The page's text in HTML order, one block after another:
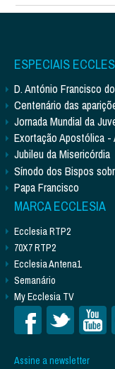
ESPECIAIS
D. António Francisco
Centenário das
Jornada Mundial da
Exortação Apostólica
Jubileu da Misericórdia
Sínodo dos Bispos
Papa Francisco
MARCA ECCLESIA
Ecclesia RTP2
70X7 RTP2
Ecclesia Antena1
Semanário
My Ecclesia TV
Assine a newsletter